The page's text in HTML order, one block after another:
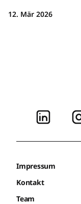
12. Mär 2026
Impressum
Kontakt
Team